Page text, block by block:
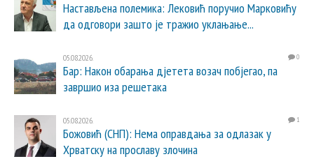
Настављена полемика: Лековић поручио Марковићу
да одговори зашто је тражио уклањање...
05.08.2026. 0
Бар: Након обарања дјетета возач побјегао, па
завршио иза решетака
05.08.2026. 1
Божовић (СНП): Нема оправдања за одлазак у
Хрватску на прославу злочина